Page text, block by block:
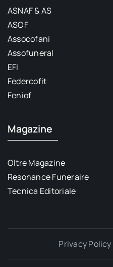
ASNAF & AS
ASOF
Assocofani
Assofuneral
EFI
Federcofit
Feniof
Magazine
Oltre Magazine
Resonance Funeraire
Tecnica Editoriale
Privacy Policy